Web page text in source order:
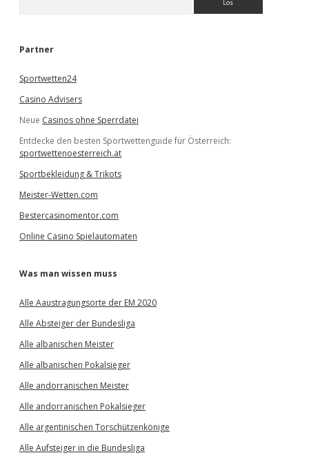
e
Partner
Sportwetten24
Casino Advisers
Neue Casinos ohne Sperrdatei
Entdecke den besten Sportwettenguide für Österreich:
sportwettenoesterreich.at
Sportbekleidung & Trikots
Meister-Wetten.com
Bestercasinomentor.com
Online Casino Spielautomaten
Was man wissen muss
Alle Aaustragungsorte der EM 2020
Alle Absteiger der Bundesliga
Alle albanischen Meister
Alle albanischen Pokalsieger
Alle andorranischen Meister
Alle andorranischen Pokalsieger
Alle argentinischen Torschützenkönige
Alle Aufsteiger in die Bundesliga